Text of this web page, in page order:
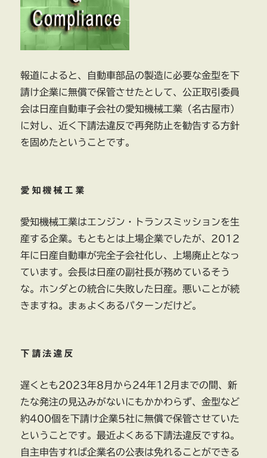
会
か
法
違
反
勧
告
報道によると、自動車部品の製造に必要な金型を下
請け企業に無償で保管させたとして、公正取引委員
会は日産自動車子会社の愛知機械工業（名古屋市）
に対し、近く下請法違反で再発防止を勧告する方針
を固めたということです。
愛知機械工業
愛知機械工業はエンジン・トランスミッションを生
産する企業。もともとは上場企業でしたが、2012
年に日産自動車が完全子会社化し、上場廃止となっ
ています。会長は日産の副社長が務めているそう
な。ホンダとの統合に失敗した日産。悪いことが続
きますね。まぁよくあるパターンだけど。
下請法違反
遅くとも2023年8月から24年12月までの間、新
たな発注の見込みがないにもかかわらず、金型など
約400個を下請け企業5社に無償で保管させていた
ということです。最近よくある下請法違反ですね。
自主申告すれば企業名の公表は免れることができる